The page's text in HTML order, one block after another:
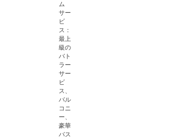
ム
サー
ビ
ス：
最上
級の
バト
ラー
サー
ビ
ス、
バル
コニ
ー、
豪華
バス